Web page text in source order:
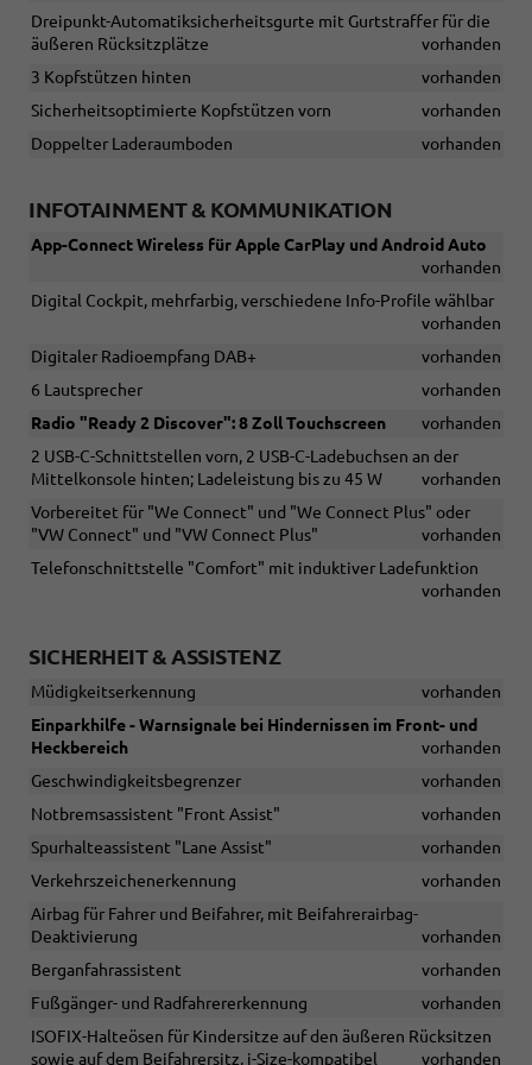
Dreipunkt-Automatiksicherheitsgurte mit Gurtstraffer für die
äußeren Rücksitzplätze
vorhanden
3 Kopfstützen hinten
vorhanden
Sicherheitsoptimierte Kopfstützen vorn
vorhanden
Doppelter Laderaumboden
vorhanden
INFOTAINMENT & KOMMUNIKATION
App-Connect Wireless für Apple CarPlay und Android Auto
vorhanden
Digital Cockpit, mehrfarbig, verschiedene Info-Profile wählbar
vorhanden
Digitaler Radioempfang DAB+
vorhanden
6 Lautsprecher
vorhanden
Radio "Ready 2 Discover": 8 Zoll Touchscreen
vorhanden
2 USB-C-Schnittstellen vorn, 2 USB-C-Ladebuchsen an der
Mittelkonsole hinten; Ladeleistung bis zu 45 W
vorhanden
Vorbereitet für "We Connect" und "We Connect Plus" oder
"VW Connect" und "VW Connect Plus"
vorhanden
Telefonschnittstelle "Comfort" mit induktiver Ladefunktion
vorhanden
SICHERHEIT & ASSISTENZ
Müdigkeitserkennung
vorhanden
Einparkhilfe - Warnsignale bei Hindernissen im Front- und
Heckbereich
vorhanden
Geschwindigkeitsbegrenzer
vorhanden
Notbremsassistent "Front Assist"
vorhanden
Spurhalteassistent "Lane Assist"
vorhanden
Verkehrszeichenerkennung
vorhanden
Airbag für Fahrer und Beifahrer, mit Beifahrerairbag-
Deaktivierung
vorhanden
Berganfahrassistent
vorhanden
Fußgänger- und Radfahrererkennung
vorhanden
ISOFIX-Halteösen für Kindersitze auf den äußeren Rücksitzen
sowie auf dem Beifahrersitz, i-Size-kompatibel
vorhanden